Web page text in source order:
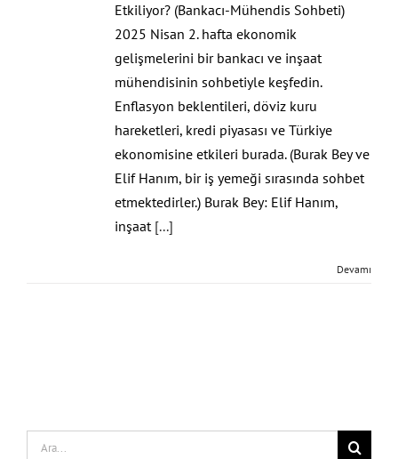
Etkiliyor? (Bankacı-Mühendis Sohbeti)
2025 Nisan 2. hafta ekonomik
gelişmelerini bir bankacı ve inşaat
mühendisinin sohbetiyle keşfedin.
Enflasyon beklentileri, döviz kuru
hareketleri, kredi piyasası ve Türkiye
ekonomisine etkileri burada. (Burak Bey ve
Elif Hanım, bir iş yemeği sırasında sohbet
etmektedirler.) Burak Bey: Elif Hanım,
inşaat [...]
Devamı
Search